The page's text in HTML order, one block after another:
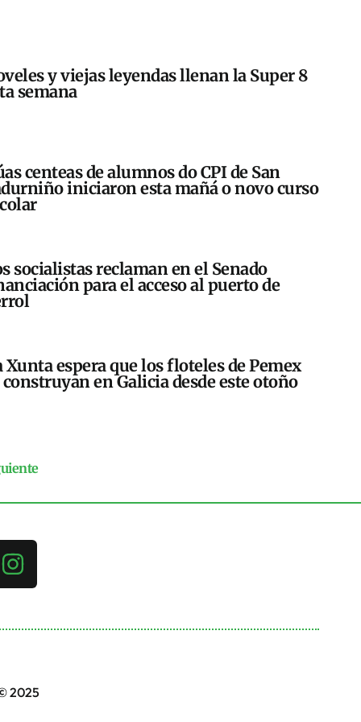
y viejas leyendas llenan la Super 8
semana
centeas de alumnos do CPI de San
iniciaron esta mañá o novo curso
socialistas reclaman en el Senado
para el acceso al puerto de
Xunta espera que los floteles de Pemex
construyan en Galicia desde este otoño
2025